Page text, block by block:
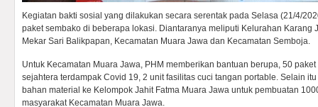
Kegiatan bakti sosial yang dilakukan secara serentak pada Selasa (21/4/
paket sembako di beberapa lokasi. Diantaranya meliputi Kelurahan Karang
Mekar Sari Balikpapan, Kecamatan Muara Jawa dan Kecamatan Semboja.
Untuk Kecamatan Muara Jawa, PHM memberikan bantuan berupa, 50
sejahtera terdampak Covid 19, 2 unit fasilitas cuci tangan portable. Selain
bahan material ke Kelompok Jahit Fatma Muara Jawa untuk pembuatan
masyarakat Kecamatan Muara Jawa.